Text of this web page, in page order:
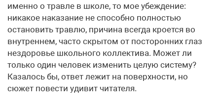
именно о травле в школе, то мое убеждение:
никакое наказание не способно полностью
остановить травлю, причина всегда кроется во
внутреннем, часто скрытом от посторонних глаз
нездоровье школьного коллектива. Может ли
только один человек изменить целую систему?
Казалось бы, ответ лежит на поверхности, но
сюжет повести удивит читателя.